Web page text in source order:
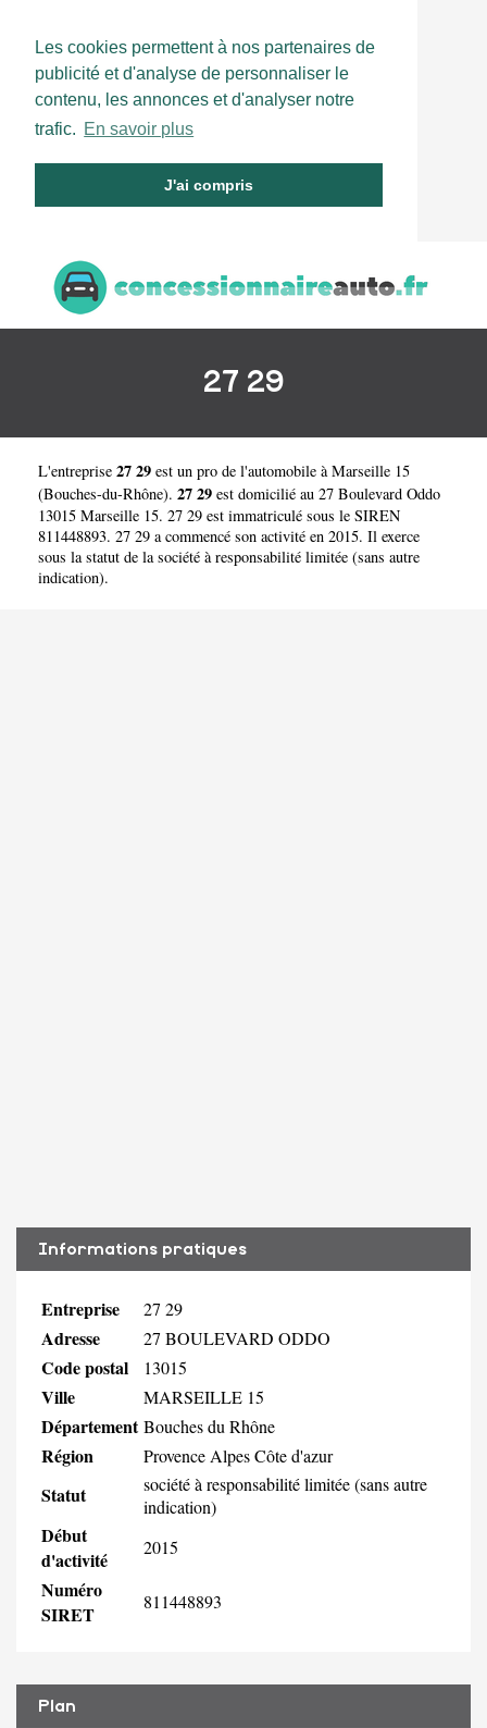
Les cookies permettent à nos partenaires de
publicité et d'analyse de personnaliser le
contenu, les annonces et d'analyser notre
trafic. En savoir plus
J'ai compris
27 29
L'entreprise 27 29 est un pro de l'automobile à Marseille 15
(Bouches-du-Rhône). 27 29 est domicilié au 27 Boulevard Oddo
13015 Marseille 15. 27 29 est immatriculé sous le SIREN
811448893. 27 29 a commencé son activité en 2015. Il exerce
sous la statut de la société à responsabilité limitée (sans autre
indication).
Informations pratiques
Entreprise 27 29
Adresse 27 BOULEVARD ODDO
Code postal 13015
Ville MARSEILLE 15
Département Bouches du Rhône
Région Provence Alpes Côte d'azur
Statut
société à responsabilité limitée (sans autre
indication)
Début
d'activité
2015
Numéro
SIRET
811448893
Plan